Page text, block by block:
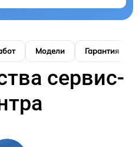
Модели Гарантия
сервис-